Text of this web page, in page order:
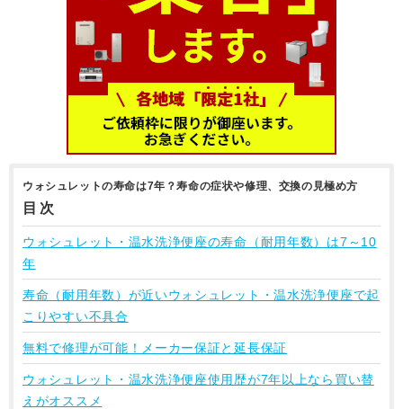
ウォシュレットの寿命は7年？寿命の症状や修理、交換の見極め方
目次
ウォシュレット・温水洗浄便座の寿命（耐用年数）は7～10
年
寿命（耐用年数）が近いウォシュレット・温水洗浄便座で起
こりやすい不具合
無料で修理が可能！メーカー保証と延長保証
ウォシュレット・温水洗浄便座使用歴が7年以上なら買い替
えがオススメ